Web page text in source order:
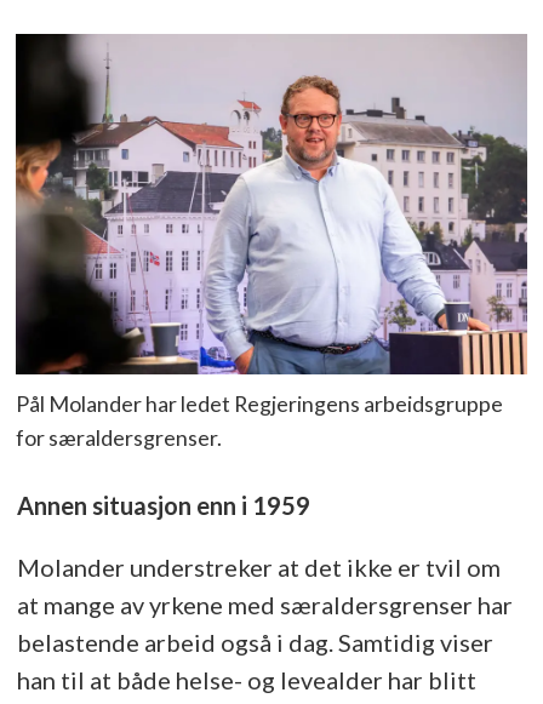
Pål Molander har ledet Regjeringens arbeidsgruppe
for særaldersgrenser.
Annen situasjon enn i 1959
Molander understreker at det ikke er tvil om
at mange av yrkene med særaldersgrenser har
belastende arbeid også i dag. Samtidig viser
han til at både helse- og levealder har blitt